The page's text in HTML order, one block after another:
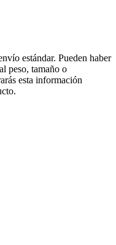
estándar. Pueden haber
peso, tamaño o
esta información